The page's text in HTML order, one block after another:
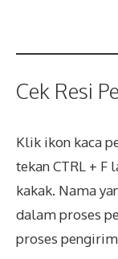
Cek Resi
Klik ikon kaca
tekan CTRL + F
kakak. Nama
dalam proses
proses